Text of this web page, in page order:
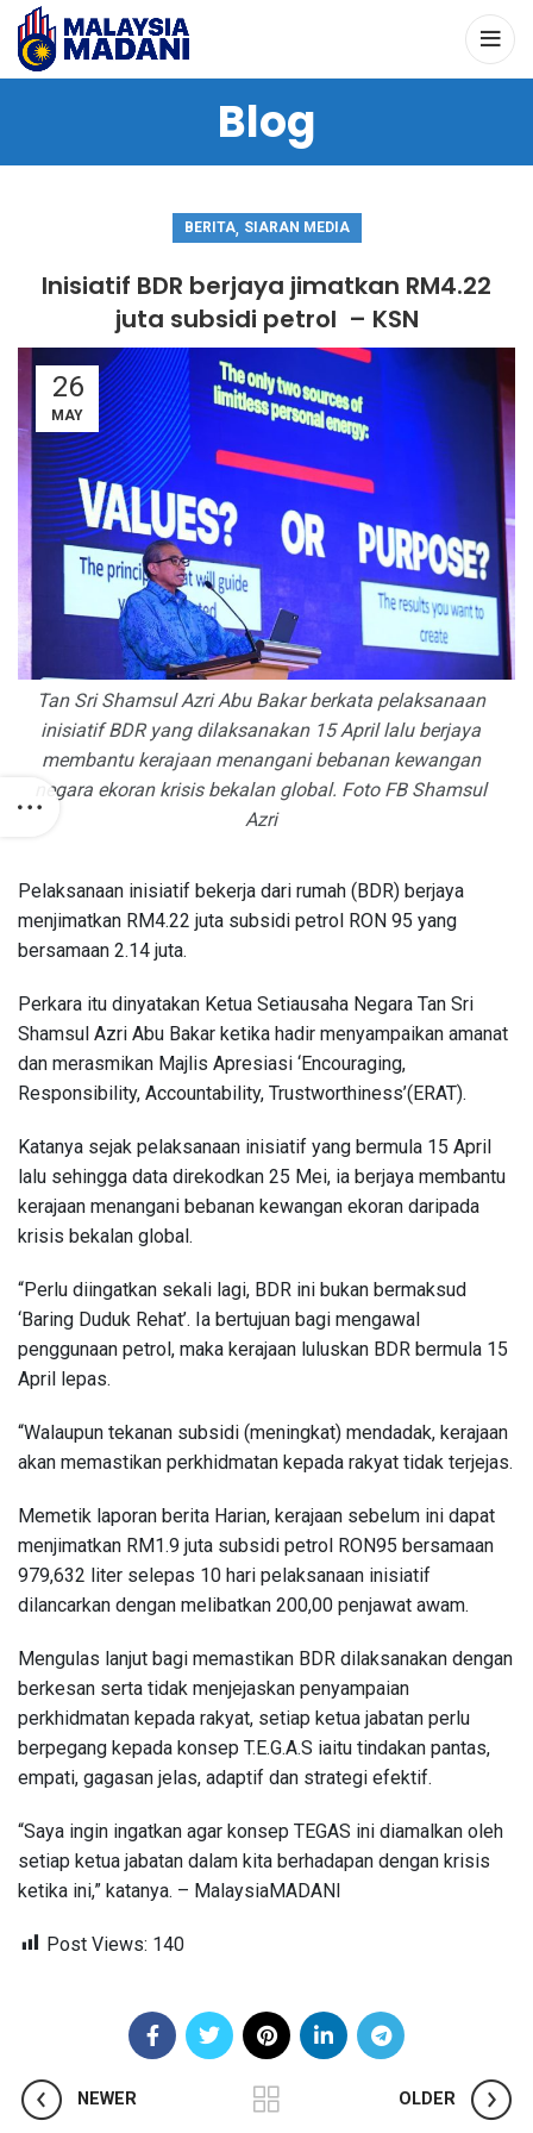
Blog
BERITA, SIARAN MEDIA
Inisiatif BDR berjaya jimatkan RM4.22
juta subsidi petrol – KSN
Tan Sri Shamsul Azri Abu Bakar berkata pelaksanaan
inisiatif BDR yang dilaksanakan 15 April lalu berjaya
membantu kerajaan menangani bebanan kewangan
negara ekoran krisis bekalan global. Foto FB Shamsul
Azri
26
MAY
Pelaksanaan inisiatif bekerja dari rumah (BDR) berjaya
menjimatkan RM4.22 juta subsidi petrol RON 95 yang
bersamaan 2.14 juta.
Perkara itu dinyatakan Ketua Setiausaha Negara Tan Sri
Shamsul Azri Abu Bakar ketika hadir menyampaikan amanat
dan merasmikan Majlis Apresiasi ‘Encouraging,
Responsibility, Accountability, Trustworthiness’(ERAT).
Katanya sejak pelaksanaan inisiatif yang bermula 15 April
lalu sehingga data direkodkan 25 Mei, ia berjaya membantu
kerajaan menangani bebanan kewangan ekoran daripada
krisis bekalan global.
“Perlu diingatkan sekali lagi, BDR ini bukan bermaksud
‘Baring Duduk Rehat’. Ia bertujuan bagi mengawal
penggunaan petrol, maka kerajaan luluskan BDR bermula 15
April lepas.
“Walaupun tekanan subsidi (meningkat) mendadak, kerajaan
akan memastikan perkhidmatan kepada rakyat tidak terjejas.
Memetik laporan berita Harian, kerajaan sebelum ini dapat
menjimatkan RM1.9 juta subsidi petrol RON95 bersamaan
979,632 liter selepas 10 hari pelaksanaan inisiatif
dilancarkan dengan melibatkan 200,00 penjawat awam.
Mengulas lanjut bagi memastikan BDR dilaksanakan dengan
berkesan serta tidak menjejaskan penyampaian
perkhidmatan kepada rakyat, setiap ketua jabatan perlu
berpegang kepada konsep T.E.G.A.S iaitu tindakan pantas,
empati, gagasan jelas, adaptif dan strategi efektif.
“Saya ingin ingatkan agar konsep TEGAS ini diamalkan oleh
setiap ketua jabatan dalam kita berhadapan dengan krisis
ketika ini,” katanya. – MalaysiaMADANI
Post Views: 140
NEWER OLDER